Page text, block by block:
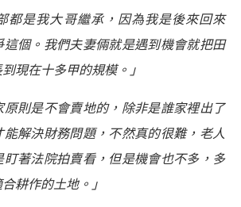
都是我大哥繼承，因為我是後來回來
這個。我們夫妻倆就是遇到機會就把田
現在十多甲的規模。」
原則是不會賣地的，除非是誰家裡出了
解決財務問題，不然真的很難，老人
盯著法院拍賣看，但是機會也不多，多
耕作的土地。」